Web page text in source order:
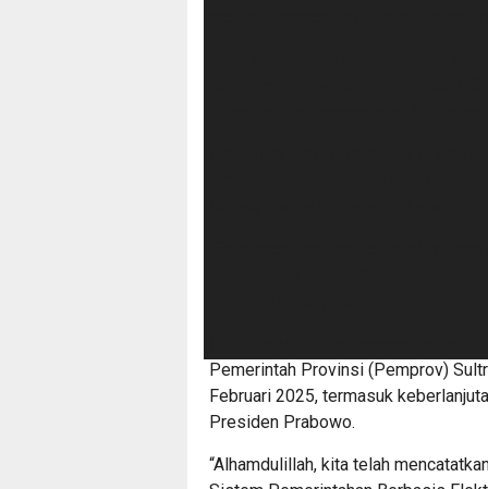
Pemerintah Provinsi (Pemprov)
Februari 2025, termasuk
Presiden Prabowo.
“Alhamdulillah, kita telah